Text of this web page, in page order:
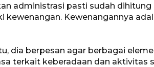
administrasi pasti sudah
kewenangan. Kewenangannya
dia berpesan agar berbagai
terkait keberadaan dan aktivitas